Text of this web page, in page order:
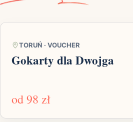
TORUŃ · VOUCHER
Gokarty dla Dwojga
od98 zł